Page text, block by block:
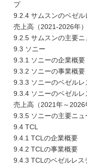
プ
9.2.4 サムスンのベゼ
売上高（2021-2026年）
9.2.5 サムスンの主要
9.3 ソニー
9.3.1 ソニーの企業概要
9.3.2 ソニーの事業概要
9.3.3 ソニーのベゼル
9.3.4 ソニーのベゼル
売上高（2021年～2026
9.3.5 ソニーの主要ニュ
9.4 TCL
9.4.1 TCLの企業概要
9.4.2 TCLの事業概要
9.4.3 TCLのベゼルレス